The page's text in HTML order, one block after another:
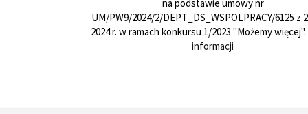
na podstawie umowy nr
UM/PW9/2024/2/DEPT_DS_WSPOLPRACY/6125 z
2024 r. w ramach konkursu 1/2023 "Możemy więcej".
informacji